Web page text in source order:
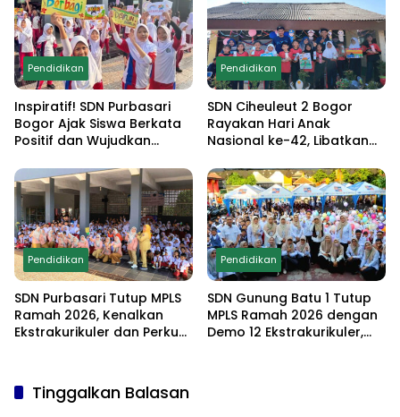
Pendidikan
Inspiratif! SDN Purbasari
Bogor Ajak Siswa Berkata
Positif dan Wujudkan
Pendidikan
SDN Ciheuleut 2 Bogor
Rayakan Hari Anak
Nasional ke-42, Libatkan
Lomba Edukatif untuk
Cetak Generasi
Berprestasi
Pendidikan
SDN Purbasari Tutup MPLS
Ramah 2026, Kenalkan
Ekstrakurikuler dan Perkuat
Pendidikan
SDN Gunung Batu 1 Tutup
MPLS Ramah 2026 dengan
Demo 12 Ekstrakurikuler,
Tinggalkan Balasan